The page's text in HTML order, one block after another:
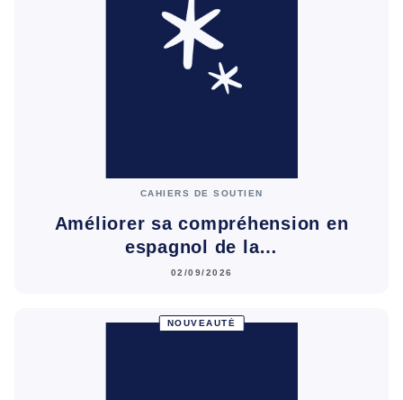
CAHIERS DE SOUTIEN
Améliorer sa compréhension en
espagnol de la…
02/09/2026
NOUVEAUTÉ